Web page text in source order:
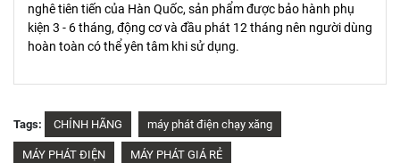
nghê tiên tiến của Hàn Quốc, sản phẩm được bảo hành phụ
kiện 3 - 6 tháng, động cơ và đầu phát 12 tháng nên người dùng
hoàn toàn có thể yên tâm khi sử dụng.
Tags: CHÍNH HÃNG máy phát điện chạy xăng
MÁY PHÁT ĐIỆN MÁY PHÁT GIÁ RẺ